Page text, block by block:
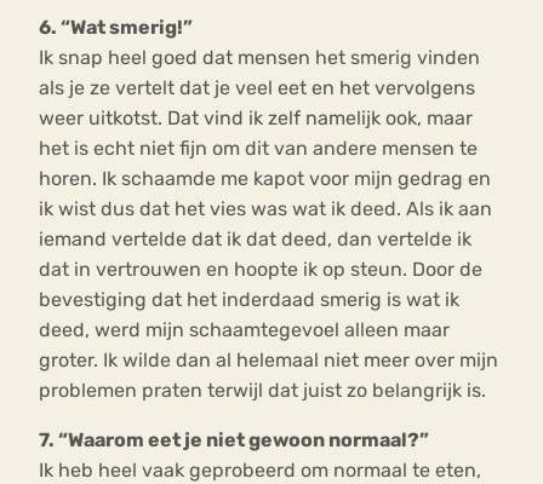
6. “Wat smerig!”
Ik snap heel goed dat mensen het smerig vinden
als je ze vertelt dat je veel eet en het vervolgens
weer uitkotst. Dat vind ik zelf namelijk ook, maar
het is echt niet fijn om dit van andere mensen te
horen. Ik schaamde me kapot voor mijn gedrag en
ik wist dus dat het vies was wat ik deed. Als ik aan
iemand vertelde dat ik dat deed, dan vertelde ik
dat in vertrouwen en hoopte ik op steun. Door de
bevestiging dat het inderdaad smerig is wat ik
deed, werd mijn schaamtegevoel alleen maar
groter. Ik wilde dan al helemaal niet meer over mijn
problemen praten terwijl dat juist zo belangrijk is.
7. “Waarom eet je niet gewoon normaal?”
Ik heb heel vaak geprobeerd om normaal te eten,